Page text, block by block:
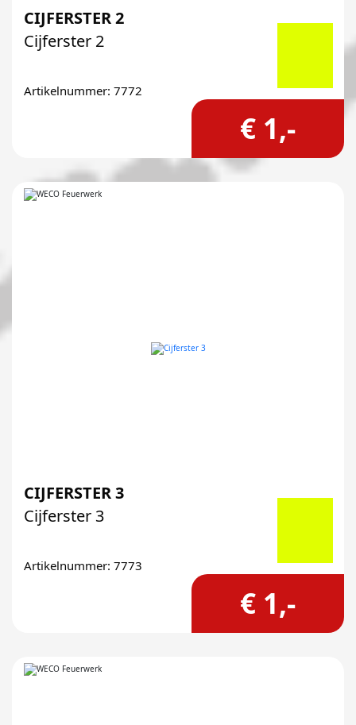
CIJFERSTER 2
Cijferster 2
Artikelnummer: 7772
€ 1,-
CIJFERSTER 3
Cijferster 3
Artikelnummer: 7773
€ 1,-